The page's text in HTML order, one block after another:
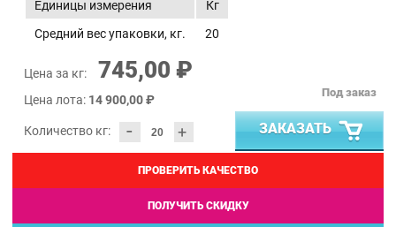
Единицы измерения
Кг
Средний вес упаковки, кг.
20
Цена за кг: 745,00 ₽
Цена лота: 14 900,00 ₽
Количество кг: - +
Под заказ
ЗАКАЗАТЬ
ПРОВЕРИТЬ КАЧЕСТВО
ПОЛУЧИТЬ СКИДКУ